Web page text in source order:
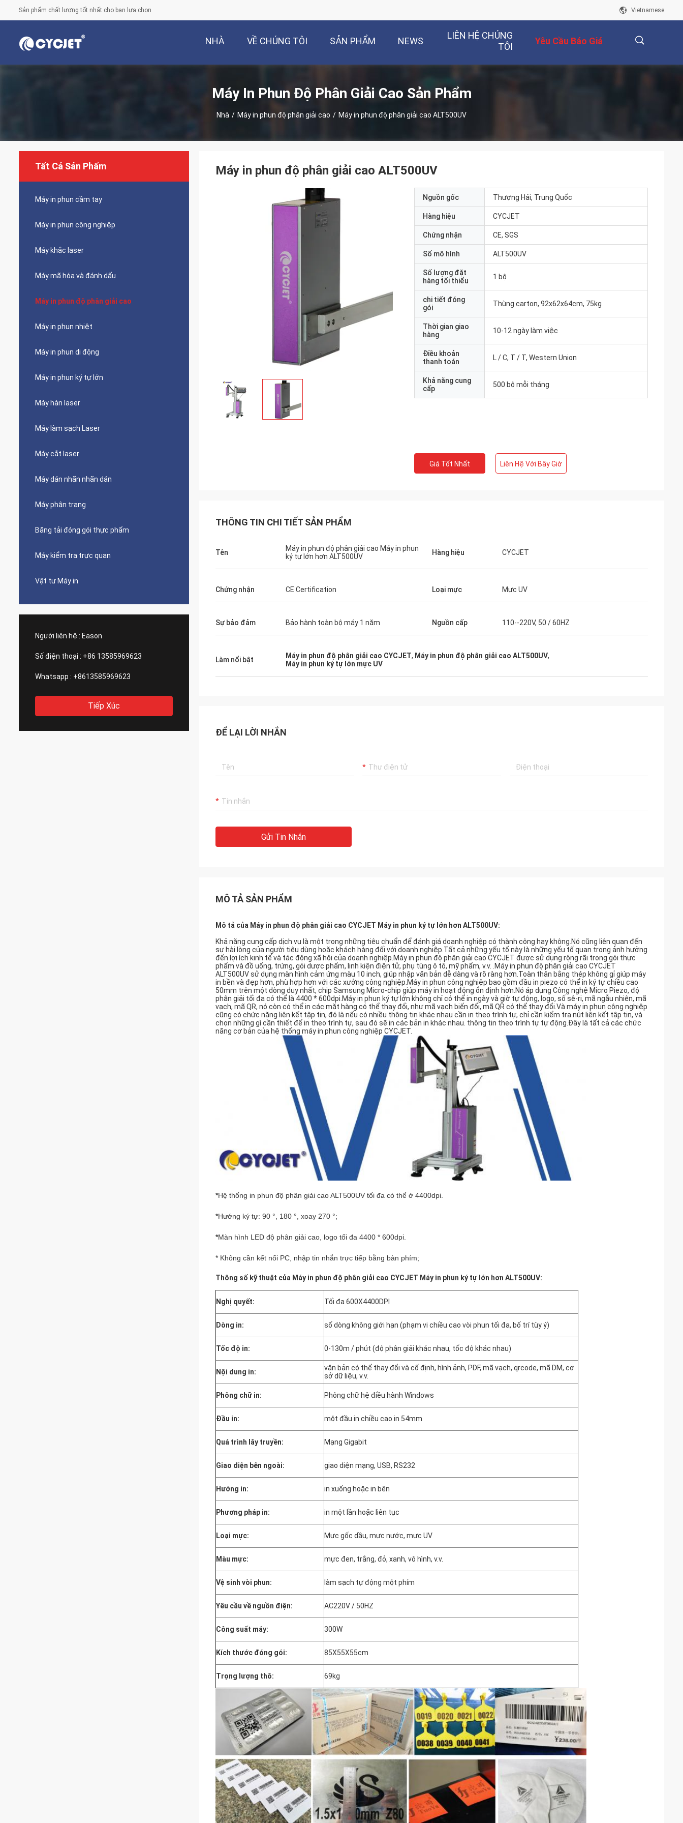
Sản phẩm chất lượng tốt nhất cho bạn lựa chọn Vietnamese
NHÀ VỀ CHÚNG TÔI SẢN PHẨM NEWS
LIÊN HỆ CHÚNG
TÔI
Yêu Cầu Báo Giá
Máy In Phun Độ Phân Giải Cao Sản Phẩm
Nhà / Máy in phun độ phân giải cao / Máy in phun độ phân giải cao ALT500UV
Tất Cả Sản Phẩm
Máy in phun cầm tay
Máy in phun công nghiệp
Máy khắc laser
Máy mã hóa và đánh dấu
Máy in phun độ phân giải cao
Máy in phun nhiệt
Máy in phun di động
Máy in phun ký tự lớn
Máy hàn laser
Máy làm sạch Laser
Máy cắt laser
Máy dán nhãn nhãn dán
Máy phân trang
Băng tải đóng gói thực phẩm
Máy kiểm tra trực quan
Vật tư Máy in
Người liên hệ : Eason
Số điện thoại : +86 13585969623
Whatsapp : +8613585969623
Tiếp Xúc
Máy in phun độ phân giải cao ALT500UV
Nguồn gốc Thượng Hải, Trung Quốc
Hàng hiệu CYCJET
Chứng nhận CE, SGS
Số mô hình ALT500UV
Số lượng đặt
hàng tối thiểu
1 bộ
chi tiết đóng
gói
Thùng carton, 92x62x64cm, 75kg
Thời gian giao
hàng
10-12 ngày làm việc
Điều khoản
thanh toán
L / C, T / T, Western Union
Khả năng cung
cấp
500 bộ mỗi tháng
Giá Tốt Nhất Liên Hệ Với Bây Giờ
THÔNG TIN CHI TIẾT SẢN PHẨM
Tên
Máy in phun độ phân giải cao Máy in phun
ký tự lớn hơn ALT500UV
Hàng hiệu CYCJET
Chứng nhận CE Certification Loại mực Mực UV
Sự bảo đảm Bảo hành toàn bộ máy 1 năm Nguồn cấp 110--220V, 50 / 60HZ
Làm nổi bật Máy in phun độ phân giải cao CYCJET, Máy in phun độ phân giải cao ALT500UV,
Máy in phun ký tự lớn mực UV
ĐỂ LẠI LỜI NHẮN
Gửi Tin Nhắn
MÔ TẢ SẢN PHẨM
Mô tả của Máy in phun độ phân giải cao CYCJET Máy in phun ký tự lớn hơn ALT500UV:
Khả năng cung cấp dịch vụ là một trong những tiêu chuẩn để đánh giá doanh nghiệp có thành công hay không.Nó cũng liên quan đến
sự hài lòng của người tiêu dùng hoặc khách hàng đối với doanh nghiệp.Tất cả những yếu tố này là những yếu tố quan trọng ảnh hưởng
đến lợi ích kinh tế và tác động xã hội của doanh nghiệp.Máy in phun độ phân giải cao CYCJET được sử dụng rộng rãi trong gói thực
phẩm và đồ uống, trứng, gói dược phẩm, linh kiện điện tử, phụ tùng ô tô, mỹ phẩm, v.v. .Máy in phun độ phân giải cao CYCJET
ALT500UV sử dụng màn hình cảm ứng màu 10 inch, giúp nhập văn bản dễ dàng và rõ ràng hơn.Toàn thân bằng thép không gỉ giúp máy
in bền và đẹp hơn, phù hợp hơn với các xưởng công nghiệp.Máy in phun công nghiệp bao gồm đầu in piezo có thể in ký tự chiều cao
50mm trên một dòng duy nhất, chip Samsung Micro-chip giúp máy in hoạt động ổn định hơn.Nó áp dụng Công nghệ Micro Piezo, độ
phân giải tối đa có thể là 4400 * 600dpi.Máy in phun ký tự lớn không chỉ có thể in ngày và giờ tự động, logo, số sê-ri, mã ngẫu nhiên, mã
vạch, mã QR, nó còn có thể in các mặt hàng có thể thay đổi, như mã vạch biến đổi, mã QR có thể thay đổi.Và máy in phun công nghiệp
cũng có chức năng liên kết tập tin, đó là nếu có nhiều thông tin khác nhau cần in theo trình tự, chỉ cần kiểm tra nút liên kết tập tin, và
chọn những gì cần thiết để in theo trình tự, sau đó sẽ in các bản in khác nhau. thông tin theo trình tự tự động.Đây là tất cả các chức
năng cơ bản của hệ thống máy in phun công nghiệp CYCJET.
*Hệ thống in phun độ phân giải cao ALT500UV tối đa có thể ở 4400dpi.
*Hướng ký tự: 90 °, 180 °, xoay 270 °;
*Màn hình LED độ phân giải cao, logo tối đa 4400 * 600dpi.
* Không cần kết nối PC, nhập tin nhắn trực tiếp bằng bàn phím;
Thông số kỹ thuật của Máy in phun độ phân giải cao CYCJET Máy in phun ký tự lớn hơn ALT500UV:
Nghị quyết: Tối đa 600X4400DPI
Dòng in: số dòng không giới hạn (phạm vi chiều cao vòi phun tối đa, bố trí tùy ý)
Tốc độ in: 0-130m / phút (độ phân giải khác nhau, tốc độ khác nhau)
Nội dung in:
văn bản có thể thay đổi và cố định, hình ảnh, PDF, mã vạch, qrcode, mã DM, cơ
sở dữ liệu, v.v.
Phông chữ in: Phông chữ hệ điều hành Windows
Đầu in: một đầu in chiều cao in 54mm
Quá trình lây truyền: Mạng Gigabit
Giao diện bên ngoài: giao diện mạng, USB, RS232
Hướng in: in xuống hoặc in bên
Phương pháp in: in một lần hoặc liên tục
Loại mực: Mực gốc dầu, mực nước, mực UV
Màu mực: mực đen, trắng, đỏ, xanh, vô hình, v.v.
Vệ sinh vòi phun: làm sạch tự động một phím
Yêu cầu về nguồn điện: AC220V / 50HZ
Công suất máy: 300W
Kích thước đóng gói: 85X55X55cm
Trọng lượng thô: 69kg